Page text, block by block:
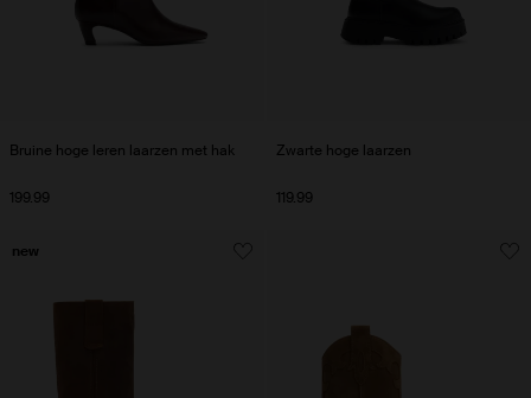
Bruine hoge leren laarzen met hak
199.99
Zwarte hoge laarzen
119.99
new